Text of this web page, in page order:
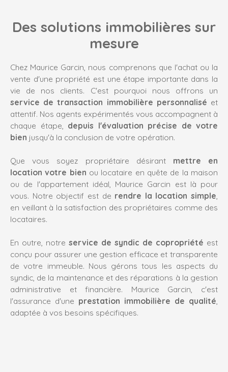
Des solutions immobilières sur
mesure
Chez Maurice Garcin, nous comprenons que l'achat ou la
vente d'une propriété est une étape importante dans la
vie de nos clients. C'est pourquoi nous offrons un
service de transaction immobilière personnalisé et
attentif. Nos agents expérimentés vous accompagnent à
chaque étape, depuis l'évaluation précise de votre
bien jusqu'à la conclusion de votre opération.
Que vous soyez propriétaire désirant mettre en
location votre bien ou locataire en quête de la maison
ou de l'appartement idéal, Maurice Garcin est là pour
vous. Notre objectif est de rendre la location simple,
en veillant à la satisfaction des propriétaires comme des
locataires.
En outre, notre service de syndic de copropriété est
conçu pour assurer une gestion efficace et transparente
de votre immeuble. Nous gérons tous les aspects du
syndic, de la maintenance et des réparations à la gestion
administrative et financière. Maurice Garcin, c'est
l'assurance d'une prestation immobilière de qualité,
adaptée à vos besoins spécifiques.